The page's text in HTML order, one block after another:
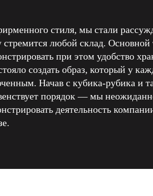
стиля, мы стали
любой склад.
при этом удобство
создать образ, который у
Начав с кубика-рубика
порядок — мы
деятельность